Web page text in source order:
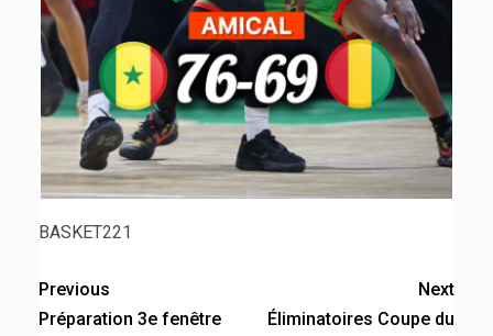
BASKET221
Previous
Préparation 3e fenêtre
Next
Éliminatoires Coupe du